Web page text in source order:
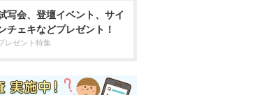
写会、登壇イベント、サイ
チェキなどプレゼント！
レゼント特集